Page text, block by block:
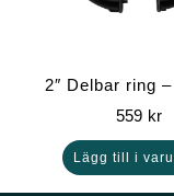
2″ Delbar ring
559 kr
Lägg till i